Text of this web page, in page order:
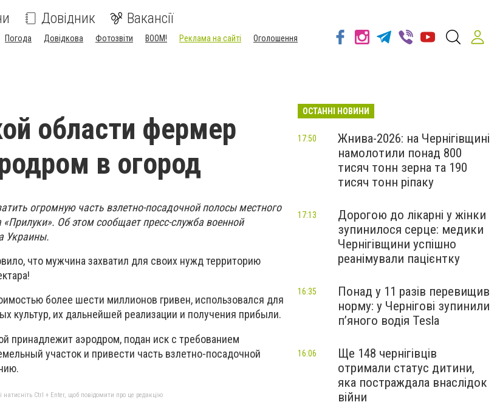
Довідник Вакансії
Погода Довідкова Фотозвіти BOOM! Реклама на сайті
Оголошення
области фермер
в огород
огромную часть взлетно-посадочной полосы местного
Об этом сообщает пресс-служба военной
Украины.
что мужчина захватил для своих нужд территорию
более шести миллионов гривен, использовался для
культур, их дальнейшей реализации и получения прибыли.
принадлежит аэродром, подан иск с требованием
участок и привести часть взлетно-посадочной
Ctrl + Enter, щоб повідомити про це редакцію
ОСТАННІ НОВИНИ
Жнива-2026: на Чернігівщині
намолотили понад 800
тисяч тонн зерна та 190
тисяч тонн ріпаку
17:50
Дорогою до лікарні у жінки
зупинилося серце: медики
Чернігівщини успішно
реанімували пацієнтку
17:13
Понад у 11 разів перевищив
норму: у Чернігові зупинили
пʼяного водія Tesla
16:35
Ще 148 чернігівців
отримали статус дитини,
яка постраждала внаслідок
війни
16:06